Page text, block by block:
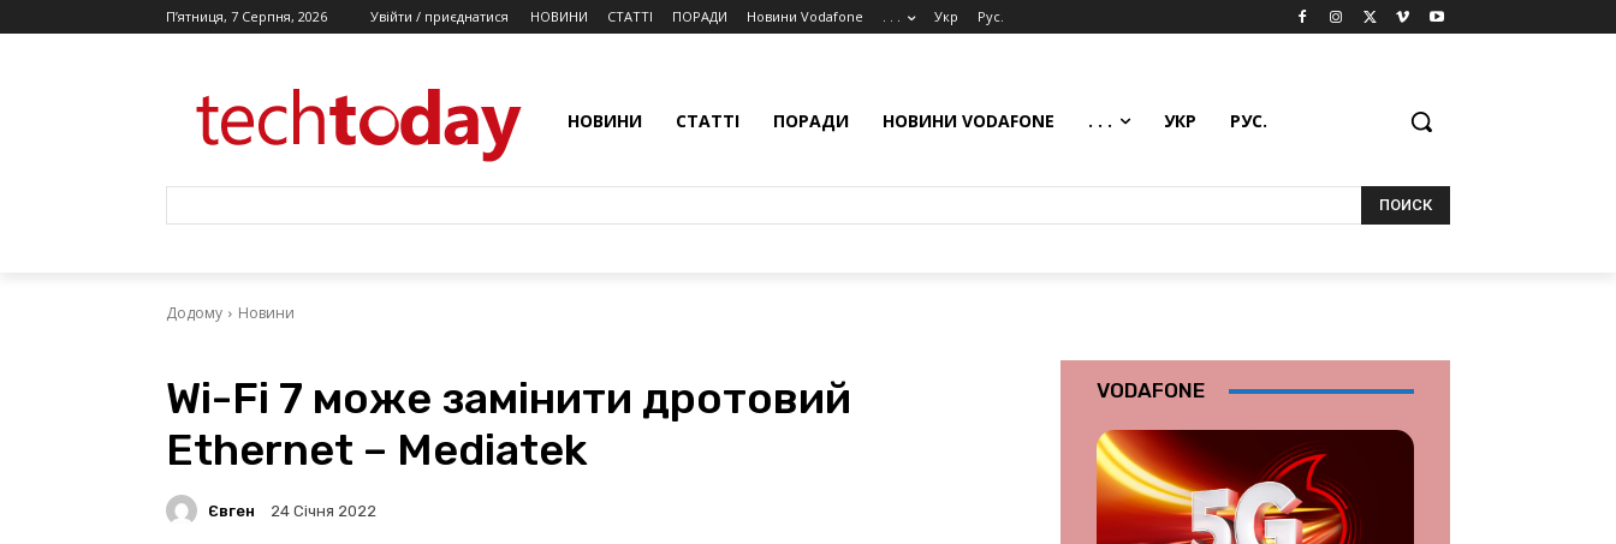
П’ятниця, 7 Серпня, 2026 Увійти / приєднатися НОВИНИ СТАТТІ ПОРАДИ Новини Vodafone . . . Укр Рус.
НОВИНИ СТАТТІ ПОРАДИ НОВИНИ VODAFONE . . . УКР РУС.
ПОИСК
Додому Новини
Wi-Fi 7 може замінити дротовий
Ethernet – Mediatek
Євген 24 Січня 2022
VODAFONE